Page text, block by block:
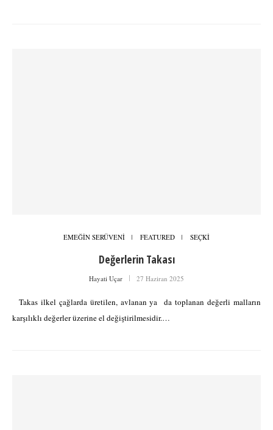
EMEĞİN SERÜVENİ FEATURED SEÇKİ
Değerlerin Takası
Hayati Uçar 27 Haziran 2025
Takas ilkel çağlarda üretilen, avlanan ya da toplanan değerli malların
karşılıklı değerler üzerine el değiştirilmesidir.…